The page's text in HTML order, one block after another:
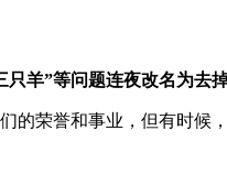
羊”等问题连夜改名为去
的荣誉和事业，但有时候